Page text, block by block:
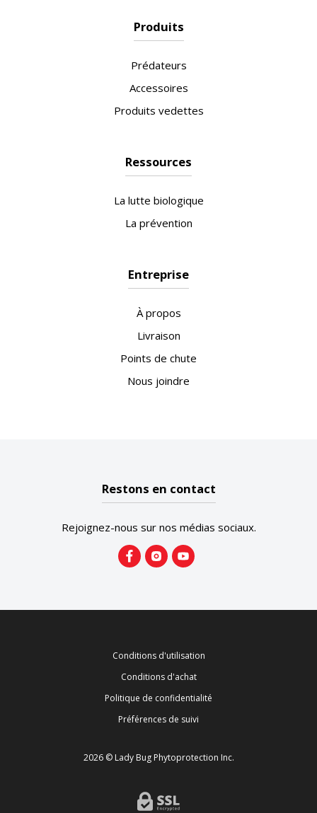
Produits
Prédateurs
Accessoires
Produits vedettes
Ressources
La lutte biologique
La prévention
Entreprise
À propos
Livraison
Points de chute
Nous joindre
Restons en contact
Rejoignez-nous sur nos médias sociaux.
Conditions d'utilisation
Conditions d'achat
Politique de confidentialité
Préférences de suivi
2026 © Lady Bug Phytoprotection Inc.